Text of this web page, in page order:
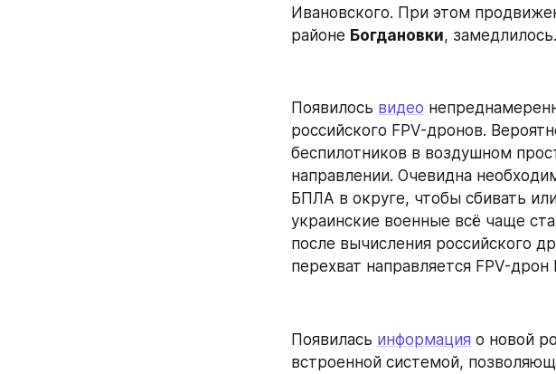
Ивановского. При этом
районе Богдановки, замедлилось.
Появилось видео
российского FPV-дронов.
беспилотников в воздушном
направлении. Очевидна
БПЛА в округе, чтобы сбивать
украинские военные всё чаще
после вычисления российского
перехват направляется FPV-дрон
Появилась информация о новой
встроенной системой,